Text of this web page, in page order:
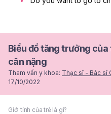
Biểu đồ tăng trưởng của
cân nặng
Tham vấn y khoa: Thạc sĩ - Bác sĩ
17/10/2022
Giới tính của trẻ là gì?